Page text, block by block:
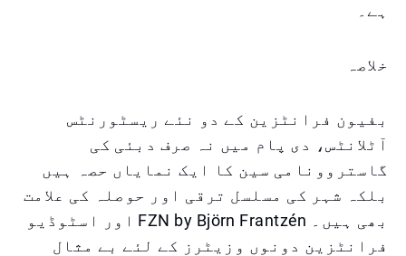
ہے۔
خلاصہ
بفیون فرانٹزین کے دو نئے ریسٹورنٹس
آٹلانٹس، دی پام میں نہ صرف دبئی کی
گاستروونامی سین کا ایک نمایاں حصہ ہیں
بلکہ شہر کی مسلسل ترقی اور حوصلہ کی علامت
بھی ہیں۔ FZN by Björn Frantzén اور اسٹوڈیو
فرانٹزین دونوں وزیٹرز کے لئے بے مثال